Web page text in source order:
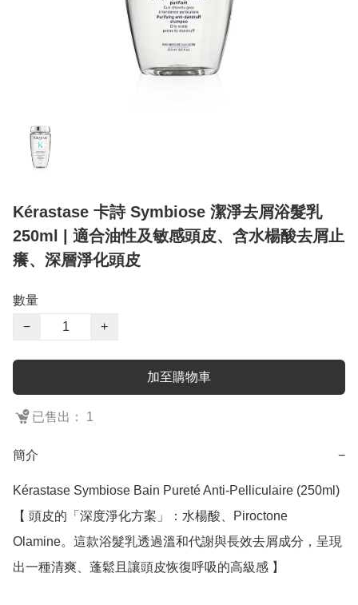
Kérastase 卡詩 Symbiose 潔淨去屑浴髮乳
250ml | 適合油性及敏感頭皮、含水楊酸去屑止
癢、深層淨化頭皮
數量
−
+
加至購物車
已售出： 1
簡介 −
Kérastase Symbiose Bain Pureté Anti-Pelliculaire (250ml)
【 頭皮的「深度淨化方案」：水楊酸、Piroctone
Olamine。這款浴髮乳透過溫和代謝與長效去屑成分，呈現
出一種清爽、蓬鬆且讓頭皮恢復呼吸的高級感 】